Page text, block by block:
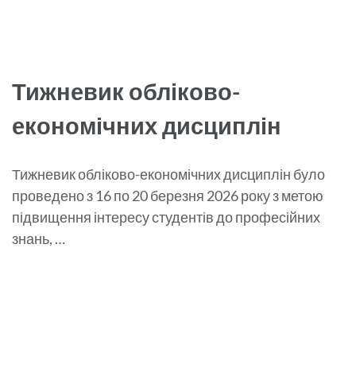
Тижневик обліково-
економічних дисциплін
Тижневик обліково-економічних дисциплін було
проведено з 16 по 20 березня 2026 року з метою
підвищення інтересу студентів до професійних
знань, …